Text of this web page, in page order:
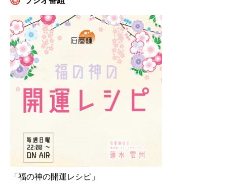
「福の神の開運レシピ」